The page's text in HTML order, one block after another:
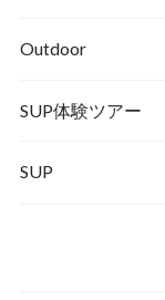
Turn Me On
KAYA
Winter Goods
Goggle
Helmet
SOX
Outdoor
Norrona
SUP体験ツアー
SUP